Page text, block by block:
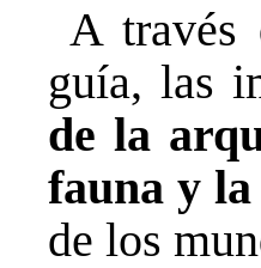
A través
guía, las
de la
fauna y
de los